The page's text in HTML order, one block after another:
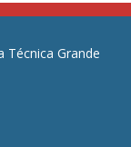
Técnica Grande